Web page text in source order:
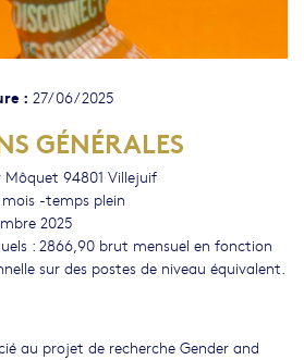
: 27/06/2025
GÉNÉRALES
Môquet 94801 Villejuif
-temps plein
2025
: 2866,90 brut mensuel en fonction
sur des postes de niveau équivalent.
au projet de recherche Gender and